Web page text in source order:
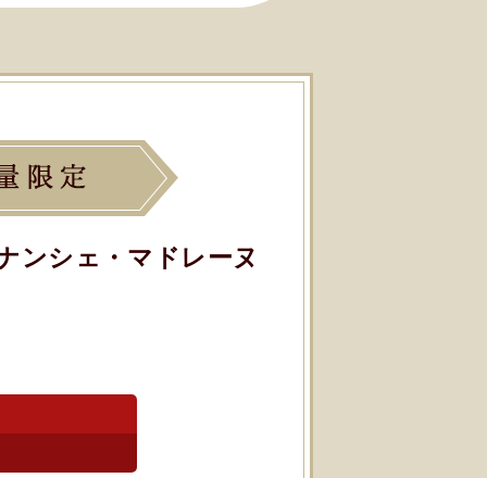
ンシェ・マドレーヌ